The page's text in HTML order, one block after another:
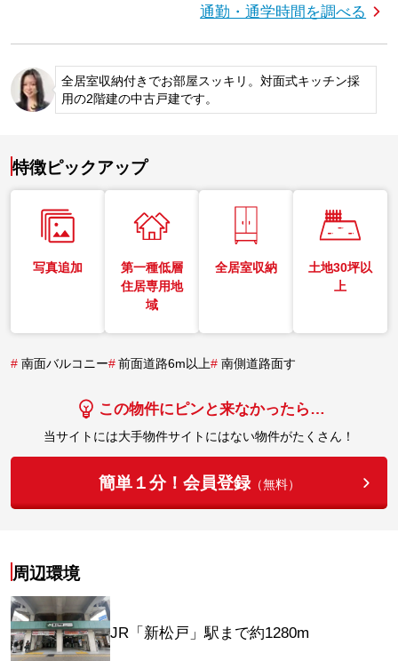
通勤・通学時間を調べる
全居室収納付きでお部屋スッキリ。対面式キッチン採
用の2階建の中古戸建です。
特徴ピックアップ
写真追加
第一種低層
住居専用地
域
全居室収納
土地30坪以
上
# 南面バルコニー# 前面道路6m以上# 南側道路面す
この物件にピンと来なかったら…
当サイトには大手物件サイトにはない物件がたくさん！
簡単１分！会員登録（無料）
周辺環境
JR「新松戸」駅まで約1280m